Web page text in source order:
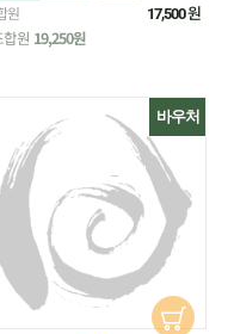
냉장
원 17,500원
원 19,250원
바우처